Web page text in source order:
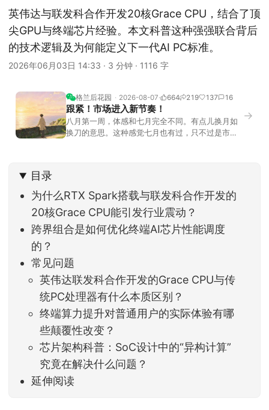
英伟达与联发科合作开发20核Grace CPU，结合了顶
尖GPU与终端芯片经验。本文科普这种强强联合背后
的技术逻辑及为何能定义下一代AI PC标准。
2026年06月03日 14:33 · 3 分钟 · 1116 字
格兰后花园 2026-08-07 664 219 137 16
跟紧！市场进入新节奏！
八月第一周，体感和七月完全不同。有点儿换月如
换刀的意思。这种感觉七月也有过，只不过是市场
家感受到了春天般的暖风。指数涨了百点，交易额
回暖到2
→
目录
为什么RTX Spark搭载与联发科合作开发的
20核Grace CPU能引发行业震动？
跨界组合是如何优化终端AI芯片性能调度
的？
常见问题
英伟达联发科合作开发的Grace CPU与传
统PC处理器有什么本质区别？
终端算力提升对普通用户的实际体验有哪
些颠覆性改变？
芯片架构科普：SoC设计中的“异构计算”
究竟在解决什么问题？
延伸阅读